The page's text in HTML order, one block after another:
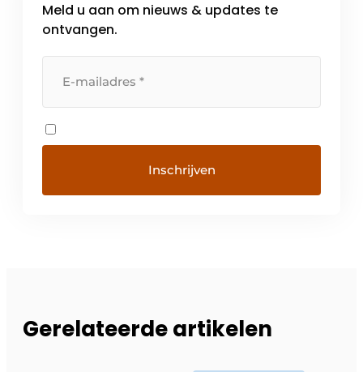
Meld u aan om nieuws & updates te
ontvangen.
Gerelateerde artikelen